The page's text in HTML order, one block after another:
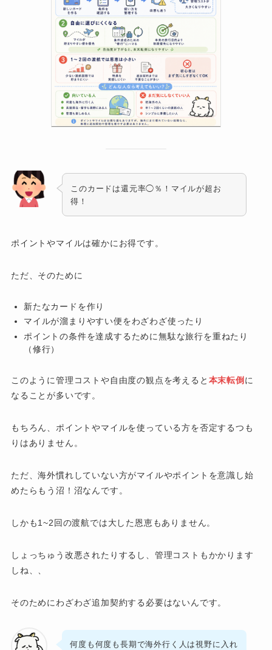
このカードは還元率◯％！マイルが超お
得！
ポイントやマイルは確かにお得です。
ただ、そのために
新たなカードを作り
マイルが溜まりやすい便をわざわざ使ったり
ポイントの条件を達成するために無駄な旅行を重ねたり
（修行）
このように管理コストや自由度の観点を考えると 本末転倒 に
なることが多いです。
もちろん、ポイントやマイルを使っている方を否定するつも
りはありません。
ただ、海外慣れしていない方がマイルやポイントを意識し始
めたらもう沼！沼なんです。
しかも1~2回の渡航では大した恩恵もありません。
しょっちゅう改悪されたりするし、管理コストもかかります
しね、、
そのためにわざわざ追加契約する必要はないんです。
何度も何度も長期で海外行く人は視野に入れ